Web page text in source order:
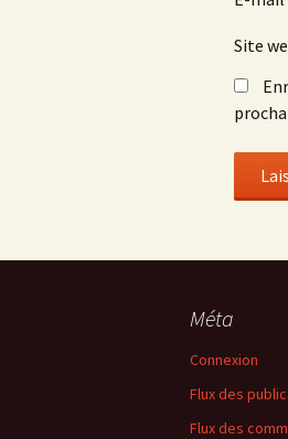
Site
Méta
Connexion
Flux des
Flux des